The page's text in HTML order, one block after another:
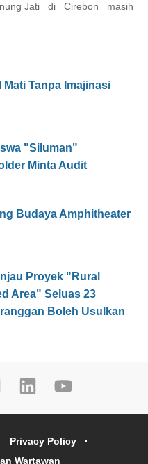
Jati di Cirebon masih
Mati Tanpa Imajinasi
"Siluman"
Minta Audit
Budaya Amphitheater
Proyek "Rural
Area" Seluas 23
Boleh Usulkan
Privacy Policy
Wartawan